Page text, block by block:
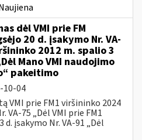
dėl VMI prie FM
20 d. įsakymo Nr. VA-
2012 m. spalio 3
Mano VMI naudojimo
pakeitimo
10-04
VMI prie FM1 viršininko 2024
VA-75 „Dėl VMI prie FM1
d. įsakymo Nr. VA-91 „Dėl